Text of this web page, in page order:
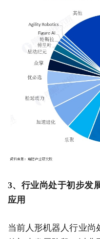
3、行业尚处于初步发
应用
当前人形机器人行业尚